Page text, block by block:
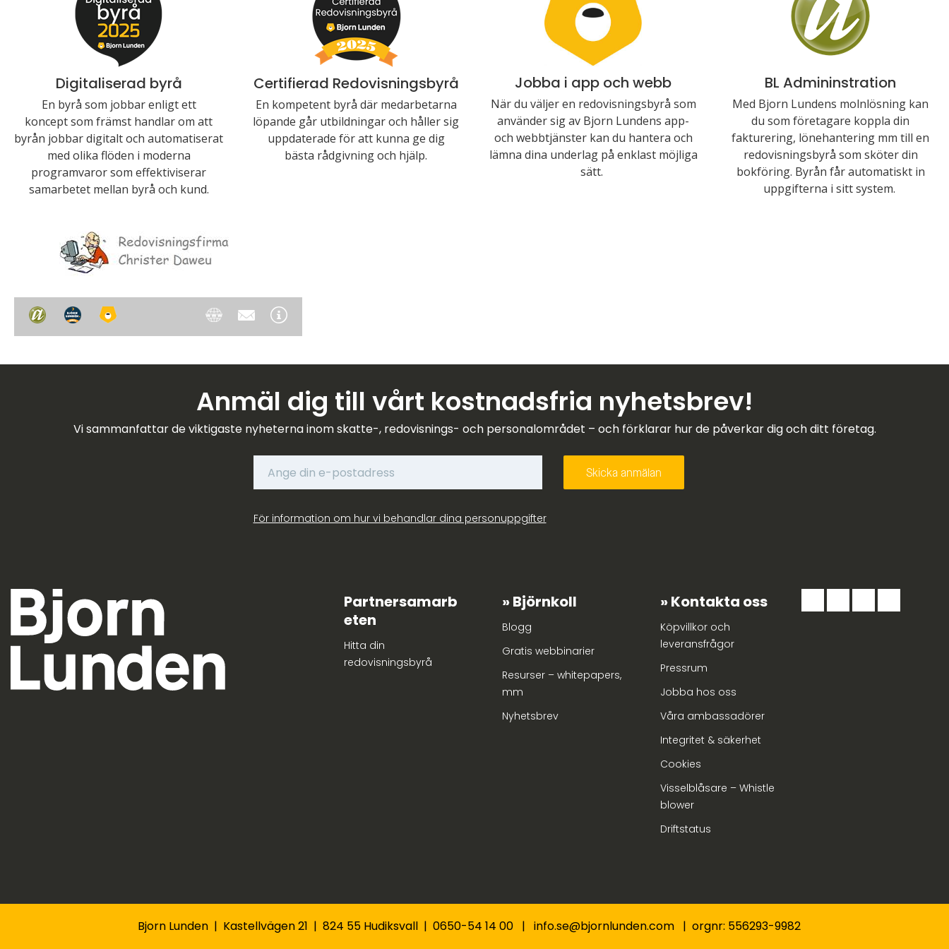
Digitaliserad byrå
En byrå som jobbar enligt ett
koncept som främst handlar om att
byrån jobbar digitalt och automatiserat
med olika flöden i moderna
programvaror som effektiviserar
samarbetet mellan byrå och kund.
Certifierad Redovisningsbyrå
En kompetent byrå där medarbetarna
löpande går utbildningar och håller sig
uppdaterade för att kunna ge dig
bästa rådgivning och hjälp.
Jobba i app och webb
När du väljer en redovisningsbyrå som
använder sig av Bjorn Lundens app-
och webbtjänster kan du hantera och
lämna dina underlag på enklast möjliga
sätt.
BL Admininstration
Med Bjorn Lundens molnlösning kan
du som företagare koppla din
fakturering, lönehantering mm till en
redovisningsbyrå som sköter din
bokföring. Byrån får automatiskt in
uppgifterna i sitt system.
Anmäl dig till vårt kostnadsfria nyhetsbrev!
Vi sammanfattar de viktigaste nyheterna inom skatte-, redovisnings- och personalområdet – och förklarar hur de påverkar dig och ditt företag.
För information om hur vi behandlar dina personuppgifter
Partnersamarb
eten
Hitta din
redovisningsbyrå
Björnkoll
Blogg
Gratis webbinarier
Resurser – whitepapers,
mm
Nyhetsbrev
Kontakta oss
Köpvillkor och
leveransfrågor
Pressrum
Jobba hos oss
Våra ambassadörer
Integritet & säkerhet
Cookies
Visselblåsare – Whistle
blower
Driftstatus
Bjorn Lunden | Kastellvägen 21 | 824 55 Hudiksvall | 0650-54 14 00 | info.se@bjornlunden.com | orgnr: 556293-9982